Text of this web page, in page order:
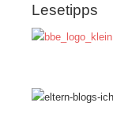
Lesetipps